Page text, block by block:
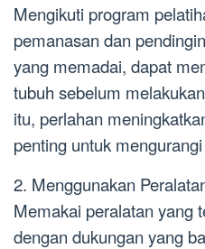
Mengikuti program
pemanasan dan
yang memadai, dapat
tubuh sebelum
itu, perlahan
penting untuk
2. Menggunakan
Memakai peralatan yang
dengan dukungan yang